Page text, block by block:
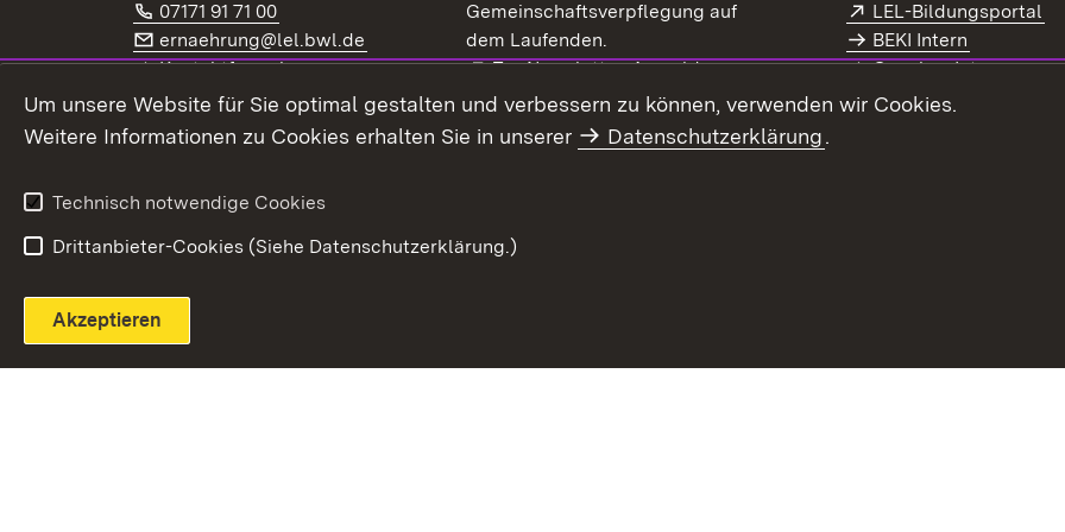
Telefon:
07171 91 71 00 (Öffnet in neuem Fenster)
E-Mail:
ernaehrung@lel.bwl.de (Öffnet in neuem Fenster)
Kontaktformular
Extern:
LinkedIn (Öffnet in neuem Fenster)
Gemeinschaftsverpflegung auf
dem Laufenden.
Extern:
Zur Newsletter-Anmeldung(Öffnet in neuem Fenster)
Newsletter-Archiv
Extern:
LEL-Bildungsportal
BEKI Intern
Coaches Intern
Intranet
Um unsere Website für Sie optimal gestalten und verbessern zu können, verwenden wir Cookies.
Weitere Informationen zu Cookies erhalten Sie in unserer
Datenschutzerklärung.
Technisch notwendige Cookies
Drittanbieter-Cookies (Siehe Datenschutzerklärung.)
Akzeptieren